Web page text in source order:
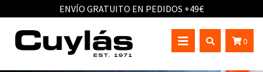
ENVÍO GRATUITO EN PEDIDOS +49€
0